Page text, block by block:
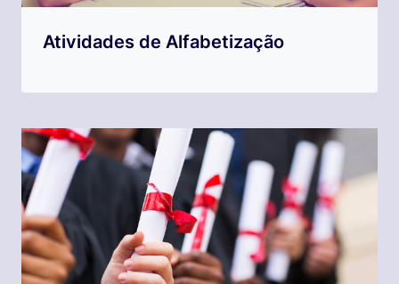
Atividades de Alfabetização